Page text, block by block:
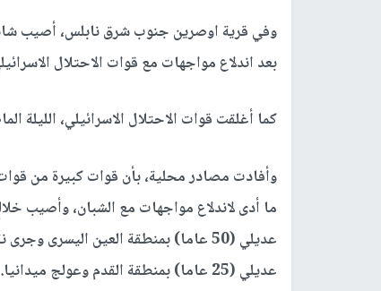
وفي قرية اوصرين جنوب شرق نابلس، أصيب
بعد اندلاع مواجهات مع قوات الاحتلال
كما أغلقت قوات الاحتلال الاسرائيلي، الليلة
وأفادت مصادر محلية، بأن قوات كبيرة من
ما أدى لاندلاع مواجهات مع الشبان، وأصيب
عديلي (50 عاما) بمنطقة العين
عديلي (25 عاما) بمنطقة القدم وعولج ميدانيا.